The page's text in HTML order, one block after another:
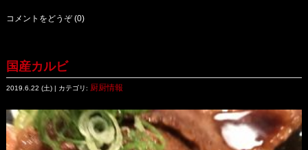
コメントをどうぞ (0)
国産カルビ
2019.6.22 (土) | カテゴリ: 厨厨情報